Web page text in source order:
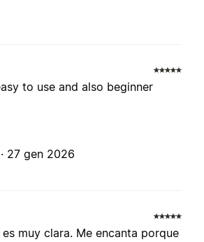
to use and also beginner
27 gen 2026
muy clara. Me encanta porque